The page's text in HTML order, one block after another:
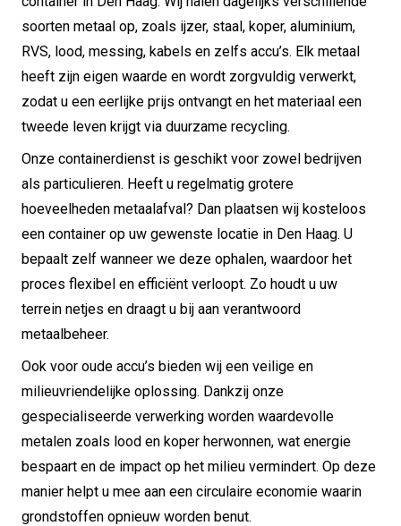
soorten metaal op, zoals ijzer, staal, koper, aluminium,
RVS, lood, messing, kabels en zelfs accu’s. Elk metaal
heeft zijn eigen waarde en wordt zorgvuldig verwerkt,
zodat u een eerlijke prijs ontvangt en het materiaal een
tweede leven krijgt via duurzame recycling.
Onze containerdienst is geschikt voor zowel bedrijven
als particulieren. Heeft u regelmatig grotere
hoeveelheden metaalafval? Dan plaatsen wij kosteloos
een container op uw gewenste locatie in Den Haag. U
bepaalt zelf wanneer we deze ophalen, waardoor het
proces flexibel en efficiënt verloopt. Zo houdt u uw
terrein netjes en draagt u bij aan verantwoord
metaalbeheer.
Ook voor oude accu’s bieden wij een veilige en
milieuvriendelijke oplossing. Dankzij onze
gespecialiseerde verwerking worden waardevolle
metalen zoals lood en koper herwonnen, wat energie
bespaart en de impact op het milieu vermindert. Op deze
manier helpt u mee aan een circulaire economie waarin
grondstoffen opnieuw worden benut.